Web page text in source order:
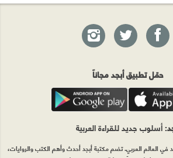
حمّل تطبيق أبجد مجاناً
: أسلوب جديد للقراءة العربية
في العالم العربي. تضم مكتبة أبجد أحدث وأهم الكتب والروايات،